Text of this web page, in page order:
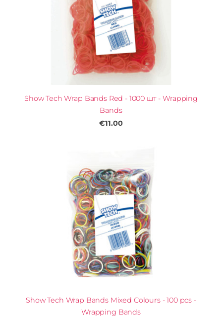
Show Tech Wrap Bands Red - 1000 шт - Wrapping
Bands
€11.00
Show Tech Wrap Bands Mixed Colours - 100 pcs -
Wrapping Bands